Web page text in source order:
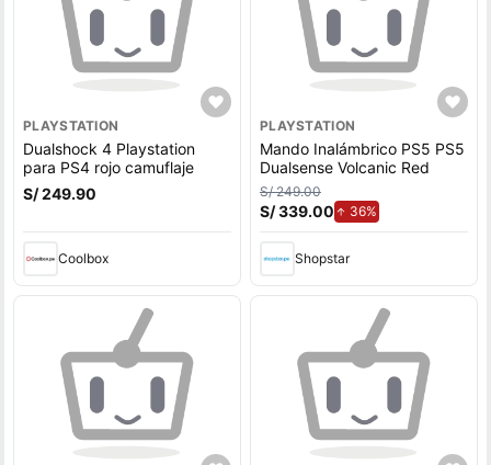
PLAYSTATION
Dualshock 4 Playstation
para PS4 rojo camuflaje
S/ 249.90
Coolbox
PLAYSTATION
Mando Inalámbrico PS5 PS5
Dualsense Volcanic Red
S/ 249.00
S/ 339.00 36%de aumento.
Shopstar